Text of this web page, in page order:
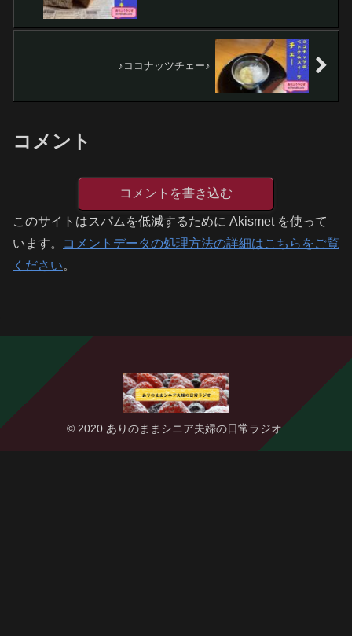
♪ココナッツチェー♪
コメント
コメントを書き込む
このサイトはスパムを低減するために Akismet を使って
います。
コメントデータの処理方法の詳細はこちらをご覧
ください。
© 2020 ありのままシニア夫婦の日常ラジオ.